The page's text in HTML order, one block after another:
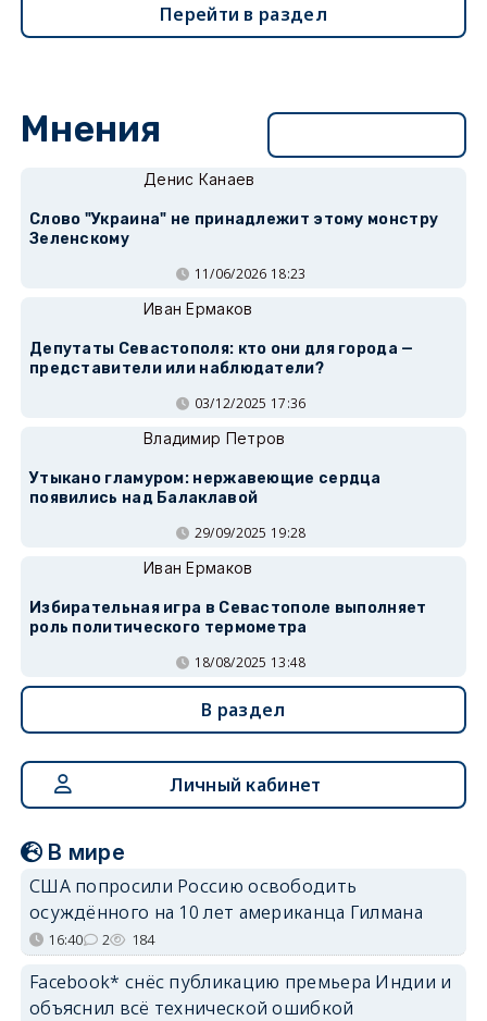
Перейти в раздел
Мнения
Денис Канаев
Слово "Украина" не принадлежит этому монстру
Зеленскому
11/06/2026 18:23
Иван Ермаков
Депутаты Севастополя: кто они для города —
представители или наблюдатели?
03/12/2025 17:36
Владимир Петров
Утыкано гламуром: нержавеющие сердца
появились над Балаклавой
29/09/2025 19:28
Иван Ермаков
Избирательная игра в Севастополе выполняет
роль политического термометра
18/08/2025 13:48
В раздел
Личный кабинет
В мире
США попросили Россию освободить
осуждённого на 10 лет американца Гилмана
16:40 2 184
Facebook* снёс публикацию премьера Индии и
объяснил всё технической ошибкой